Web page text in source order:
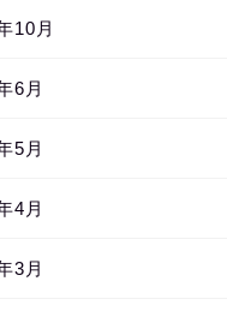
10月
6月
5月
4月
3月